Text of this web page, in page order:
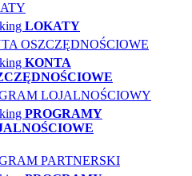
LOKATY
KONTA
PROGRAMY